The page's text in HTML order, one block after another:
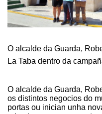
DE
BICICLETAS
NA
PARA
IMPULSAR
SOSTIBLE
O alcalde da Guarda,
La Taba dentro da
O alcalde da Guarda,
os distintos negocios do
portas ou inician unha